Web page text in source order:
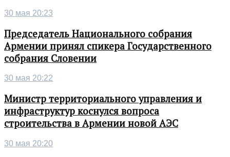
30 мая 20:23
Председатель Национального собрания
Армении принял спикера Государственного
собрания Словении
30 мая 20:22
Министр территориального управления и
инфраструктур коснулся вопроса
строительства в Армении новой АЭС
30 мая 20:20